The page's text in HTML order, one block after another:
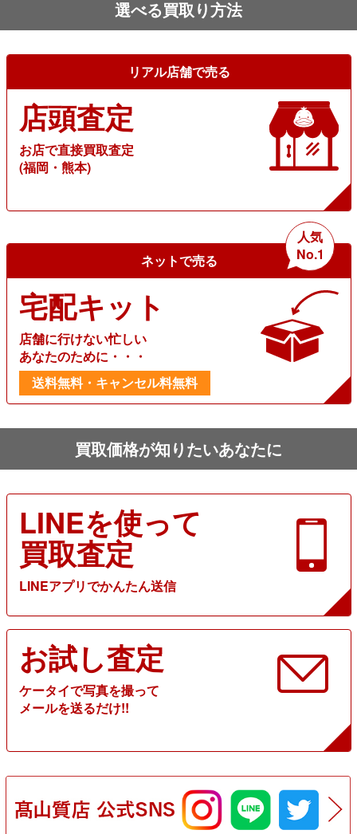
選べる買取り方法
リアル店舗で売る
店頭査定
お店で直接買取査定
(福岡・熊本)
ネットで売る
人気
No.1
宅配キット
店舗に行けない忙しい
あなたのために・・・
送料無料・キャンセル料無料
買取価格が知りたいあなたに
LINEを使って
買取査定
LINEアプリでかんたん送信
お試し査定
ケータイで写真を撮って
メールを送るだけ!!